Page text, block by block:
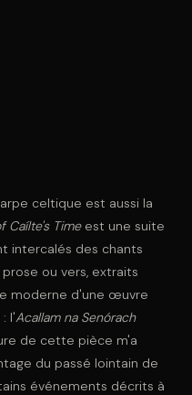
celtique est aussi la
Caílte's Timeest une suite
intercalés des chants
ou vers, extraits
moderne d'une œuvre
l'Acallam na Senórach
de cette pièce m'a
du passé lointain de
événements décrits à